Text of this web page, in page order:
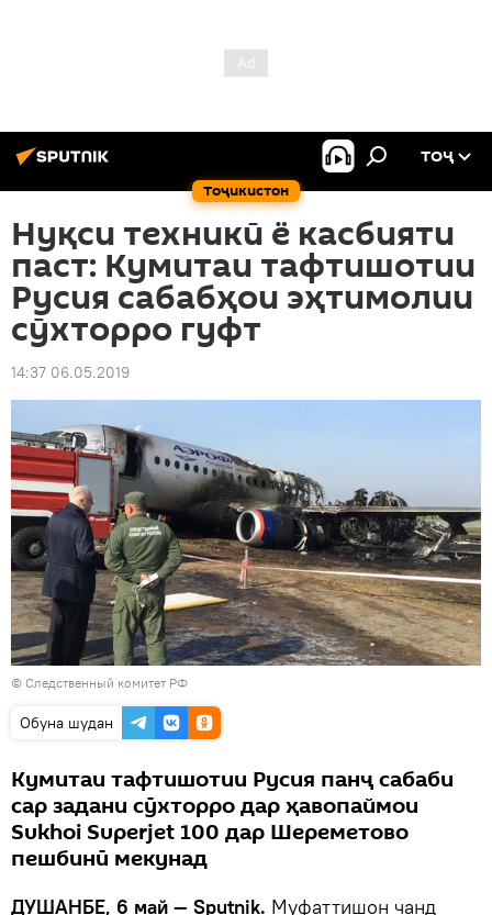
Тоҷикистон
ТОҶ
Нуқси техникӣ ё касбияти
паст: Кумитаи тафтишотии
Русия сабабҳои эҳтимолии
сӯхторро гуфт
14:37 06.05.2019
© Следственный комитет РФ
Обуна шудан
Кумитаи тафтишотии Русия панҷ сабаби
сар задани сӯхторро дар ҳавопаймои
Sukhoi Superjet 100 дар Шереметово
пешбинӣ мекунад
ДУШАНБЕ, 6 май — Sputnik. Муфаттишон чанд